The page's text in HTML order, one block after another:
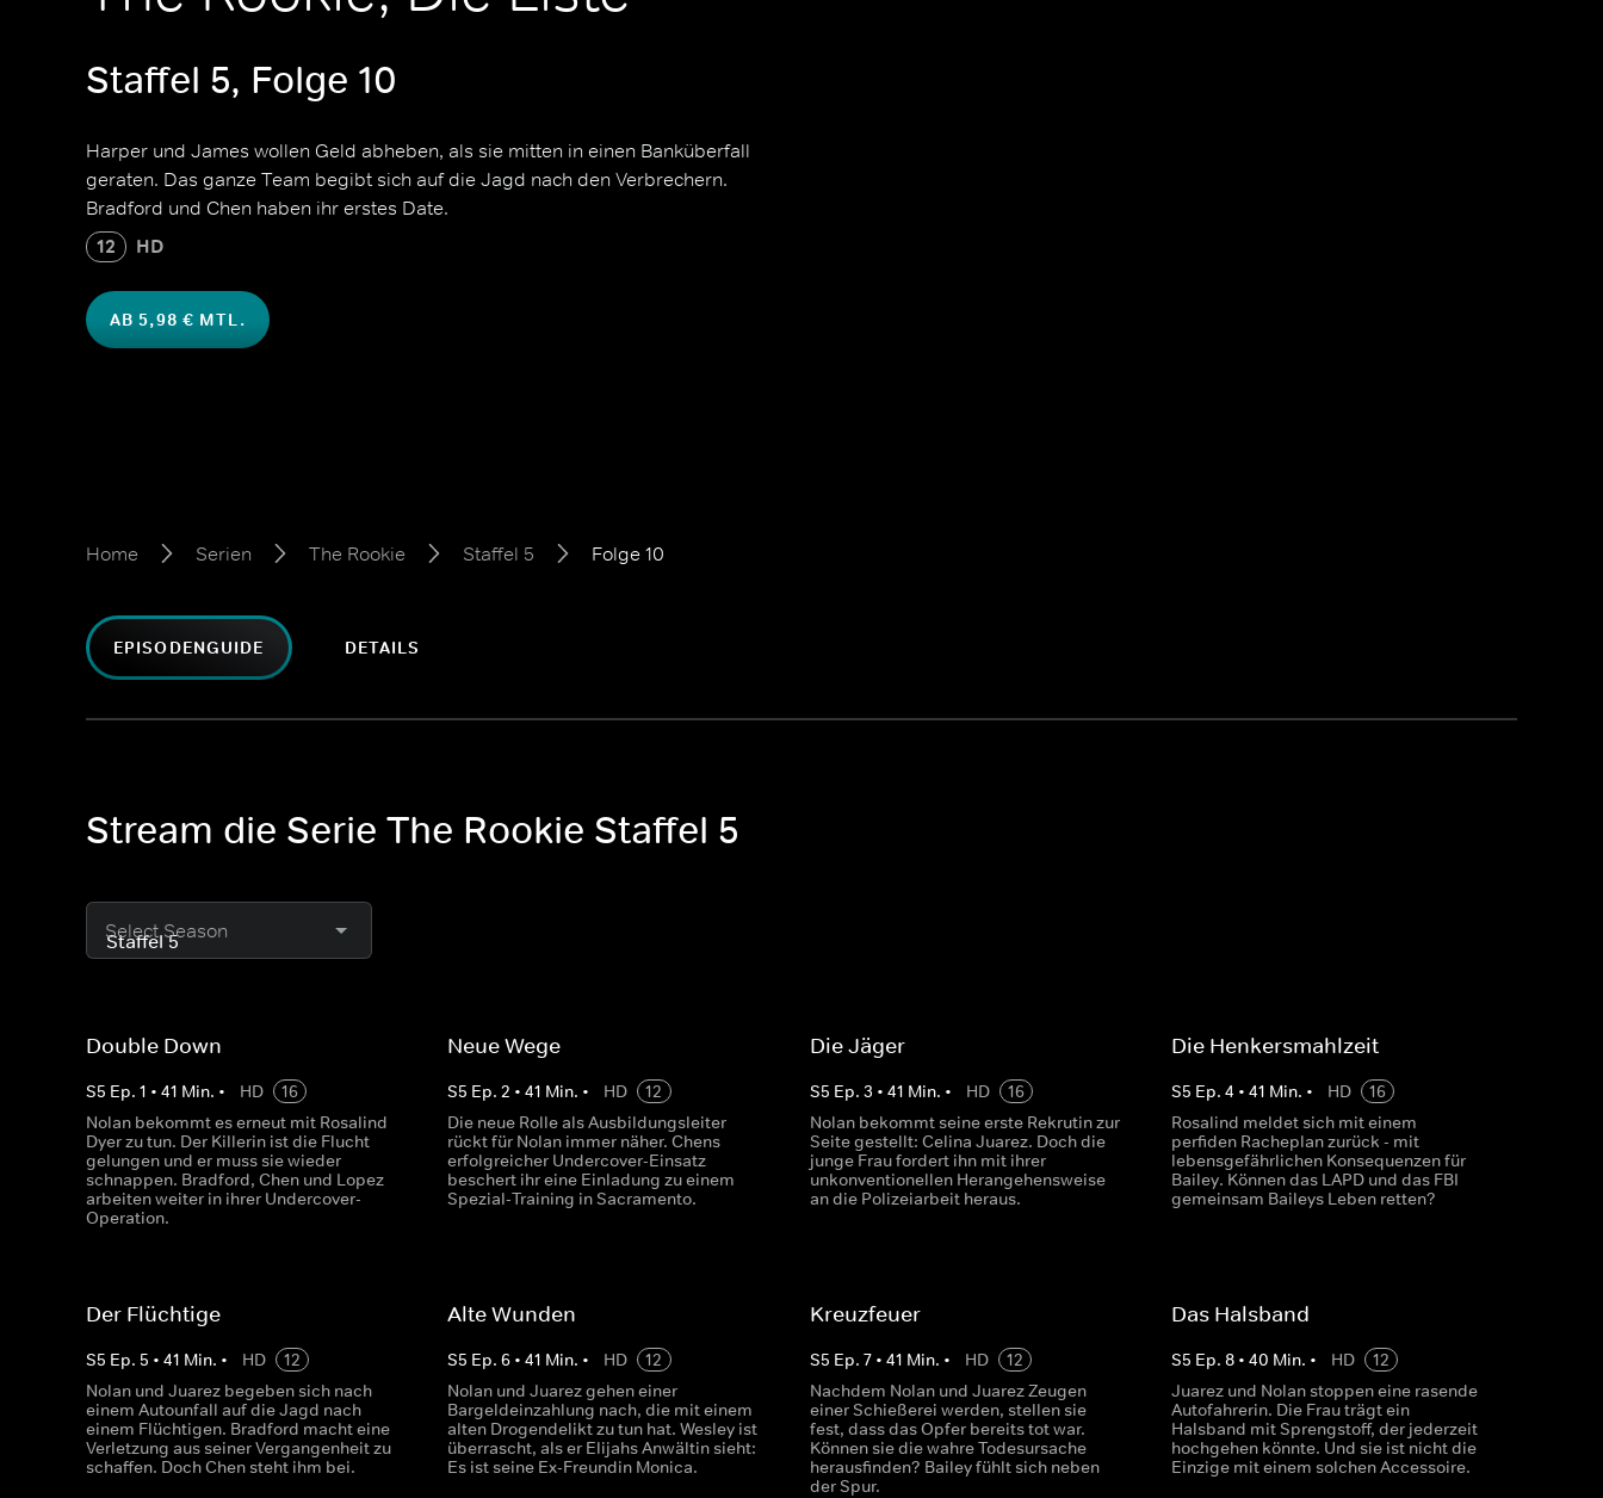
Staffel 5, Folge 10
Harper und James wollen Geld abheben, als sie mitten in einen Banküberfall
geraten. Das ganze Team begibt sich auf die Jagd nach den Verbrechern.
Bradford und Chen haben ihr erstes Date.
12 HD
AB 5,98 € MTL.
Home Serien The Rookie Staffel 5 Folge 10
EPISODENGUIDE DETAILS
Stream die Serie The Rookie Staffel 5
Select Season
Double Down
S5 Ep. 1 • 41 Min. • HD
16
Nolan bekommt es erneut mit Rosalind
Dyer zu tun. Der Killerin ist die Flucht
gelungen und er muss sie wieder
schnappen. Bradford, Chen und Lopez
arbeiten weiter in ihrer Undercover-
Operation.
Neue Wege
S5 Ep.2 •41 Min. • HD
12
Die neue Rolle als Ausbildungsleiter
rückt für Nolan immer näher. Chens
erfolgreicher Undercover-Einsatz
beschert ihr eine Einladung zu einem
Spezial-Training in Sacramento.
Die Jäger
S5 Ep. 3 • 41 Min. • HD
16
Nolan bekommt seine erste Rekrutin zur
Seite gestellt: Celina Juarez. Doch die
junge Frau fordert ihn mit ihrer
unkonventionellen Herangehensweise
an die Polizeiarbeit heraus.
Die Henkersmahlzeit
S5 Ep. 4 • 41 Min. • HD
16
Rosalind meldet sich mit einem
perfiden Racheplan zurück - mit
lebensgefährlichen Konsequenzen für
Bailey. Können das LAPD und das FBI
gemeinsam Baileys Leben retten?
Der Flüchtige
S5 Ep. 5 • 41 Min. • HD
12
Nolan und Juarez begeben sich nach
einem Autounfall auf die Jagd nach
einem Flüchtigen. Bradford macht eine
Verletzung aus seiner Vergangenheit zu
schaffen. Doch Chen steht ihm bei.
Alte Wunden
S5 Ep.6 •41 Min. • HD
12
Nolan und Juarez gehen einer
Bargeldeinzahlung nach, die mit einem
alten Drogendelikt zu tun hat. Wesley ist
überrascht, als er Elijahs Anwältin sieht:
Es ist seine Ex-Freundin Monica.
Kreuzfeuer
S5 Ep. 7• 41 Min. • HD
12
Nachdem Nolan und Juarez Zeugen
einer Schießerei werden, stellen sie
fest, dass das Opfer bereits tot war.
Können sie die wahre Todesursache
herausfinden? Bailey fühlt sich neben
der Spur.
Das Halsband
S5 Ep. 8• 40 Min. • HD
12
Juarez und Nolan stoppen eine rasende
Autofahrerin. Die Frau trägt ein
Halsband mit Sprengstoff, der jederzeit
hochgehen könnte. Und sie ist nicht die
Einzige mit einem solchen Accessoire.